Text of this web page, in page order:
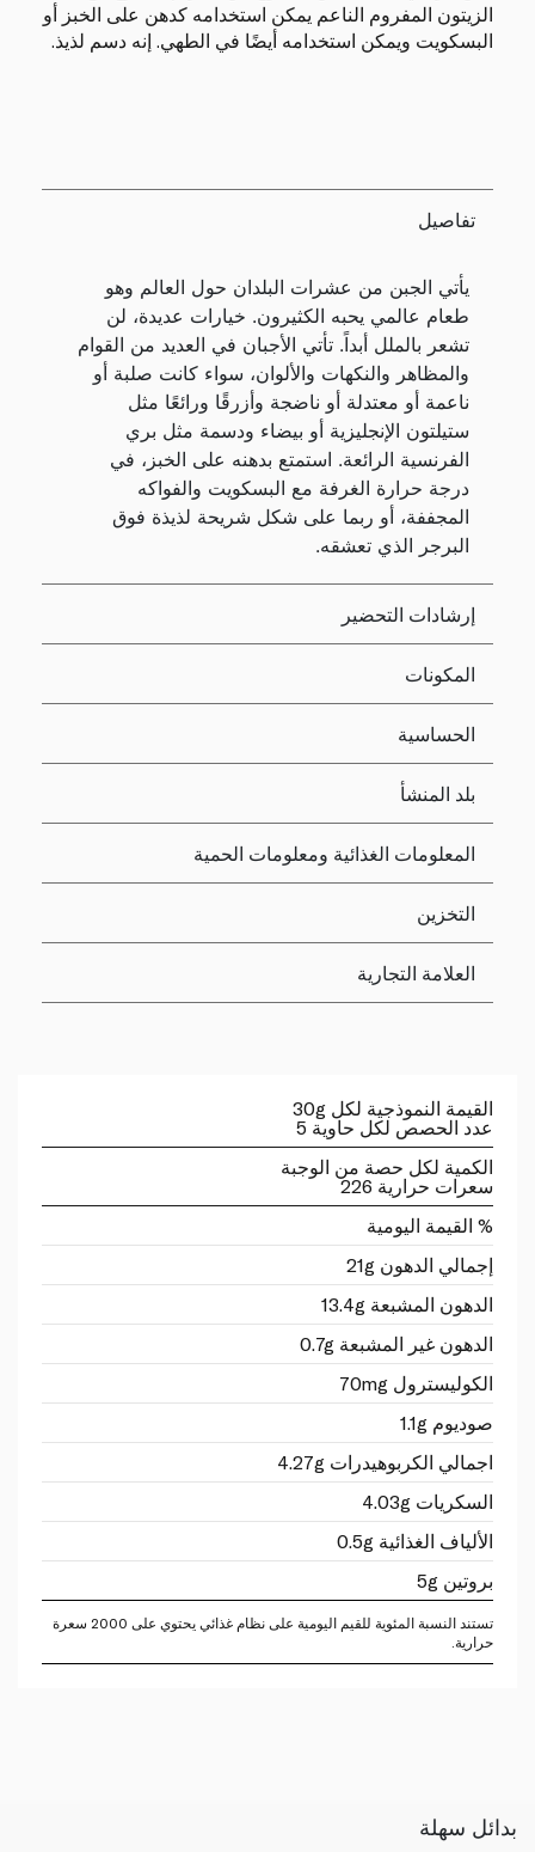
الزيتون المفروم الناعم يمكن استخدامه كدهن على الخبز أو
البسكويت ويمكن استخدامه أيضًا في الطهي. إنه دسم لذيذ.
تفاصيل
يأتي الجبن من عشرات البلدان حول العالم وهو
طعام عالمي يحبه الكثيرون. خيارات عديدة، لن
تشعر بالملل أبداً. تأتي الأجبان في العديد من القوام
والمظاهر والنكهات والألوان، سواء كانت صلبة أو
ناعمة أو معتدلة أو ناضجة وأزرقًا ورائعًا مثل
ستيلتون الإنجليزية أو بيضاء ودسمة مثل بري
الفرنسية الرائعة. استمتع بدهنه على الخبز، في
درجة حرارة الغرفة مع البسكويت والفواكه
المجففة، أو ربما على شكل شريحة لذيذة فوق
البرجر الذي تعشقه.
إرشادات التحضير
المكونات
الحساسية
بلد المنشأ
المعلومات الغذائية ومعلومات الحمية
التخزين
العلامة التجارية
القيمة النموذجية لكل 30g
عدد الحصص لكل حاوية 5
الكمية لكل حصة من الوجبة
سعرات حرارية 226
% القيمة اليومية
إجمالي الدهون 21g
الدهون المشبعة 13.4g
الدهون غير المشبعة 0.7g
الكوليسترول 70mg
صوديوم 1.1g
اجمالي الكربوهيدرات 4.27g
السكريات 4.03g
الألياف الغذائية 0.5g
بروتين 5g
تستند النسبة المئوية للقيم اليومية على نظام غذائي يحتوي على 2000 سعرة
حرارية.
بدائل سهلة